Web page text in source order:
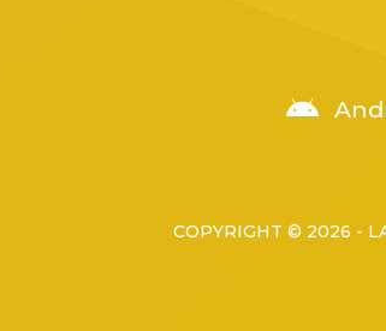
COPYRIGHT © 2026 -